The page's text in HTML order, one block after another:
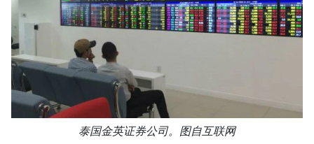
泰国金英证券公司。图自互联网